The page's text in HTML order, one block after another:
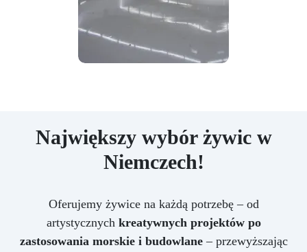
Największy wybór żywic w
Niemczech!
Oferujemy żywice na każdą potrzebę – od
artystycznych kreatywnych projektów po
zastosowania morskie i budowlane– przewyższając